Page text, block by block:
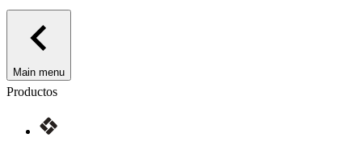
Main menu
Productos